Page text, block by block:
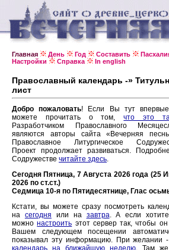
Главная День Год Составить
Настройки
Справка In english
Православный календарь -»
лист
Добро пожаловать! Если Вы тут
можете прочитать о том,что это
Разработчиком Православного
являются авторы сайта «Вечерняя
Православное Литургическое
Проект продолжает развиваться.
Содружестве читайте здесь.
Сегодня Пятница, 7 Августа 2026 года (25
2026 по ст.ст.)
Седмица 10-я по Пятидесятнице, Глас
Кстати, вы можете сразу посмотреть
на сегодня или на завтра. А если
можнонастроить этот сервер так, чтобы
Вашем следующем посещении
показывал эту информацию. При желании
календарь на ближайшую неделю. Там